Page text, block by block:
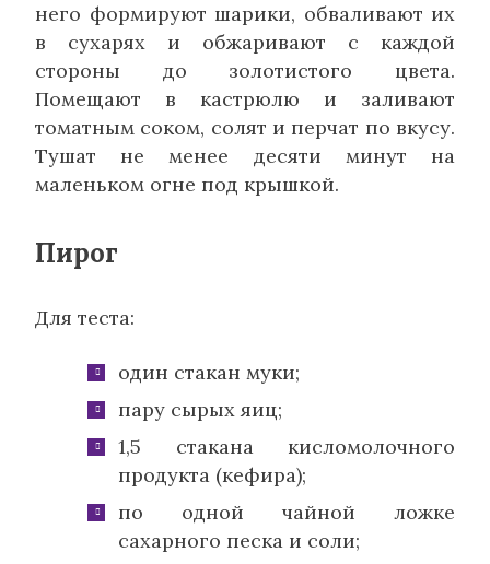
него формируют шарики, обваливают их
в сухарях и обжаривают с каждой
стороны до золотистого цвета.
Помещают в кастрюлю и заливают
томатным соком, солят и перчат по вкусу.
Тушат не менее десяти минут на
маленьком огне под крышкой.
Пирог
Для теста:
один стакан муки;
пару сырых яиц;
1,5 стакана кисломолочного
продукта (кефира);
по одной чайной ложке
сахарного песка и соли;